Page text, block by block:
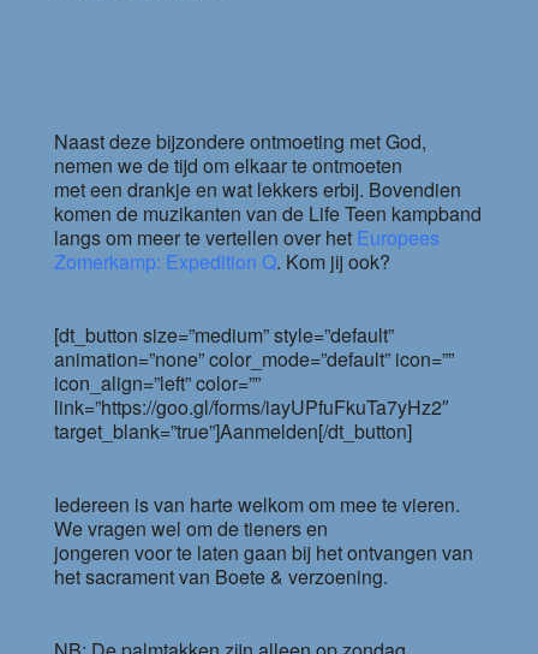
Naast deze bijzondere ontmoeting met God,
nemen we de tijd om elkaar te ontmoeten
met een drankje en wat lekkers erbij. Bovendien
komen de muzikanten van de Life Teen kampband
langs om meer te vertellen over het Europees
Zomerkamp: Expedition Q. Kom jij ook?
[dt_button size=”medium” style=”default”
animation=”none” color_mode=”default” icon=””
icon_align=”left” color=””
link=”https://goo.gl/forms/iayUPfuFkuTa7yHz2″
target_blank=”true”]Aanmelden[/dt_button]
Iedereen is van harte welkom om mee te vieren.
We vragen wel om de tieners en
jongeren voor te laten gaan bij het ontvangen van
het sacrament van Boete & verzoening.